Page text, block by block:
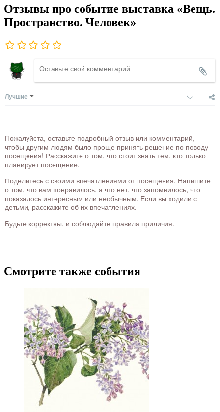
Отзывы про событие выставка «Вещь.
Пространство. Человек»
Лучшие
Пожалуйста, оставьте подробный отзыв или комментарий,
чтобы другим людям было проще принять решение по поводу
посещения! Расскажите о том, что стоит знать тем, кто только
планирует посещение.
Поделитесь с своими впечатлениями от посещения. Напишите
о том, что вам понравилось, а что нет, что запомнилось, что
показалось интересным или необычным. Если вы ходили с
детьми, расскажите об их впечатлениях.
Будьте корректны, и соблюдайте правила приличия.
Смотрите также события